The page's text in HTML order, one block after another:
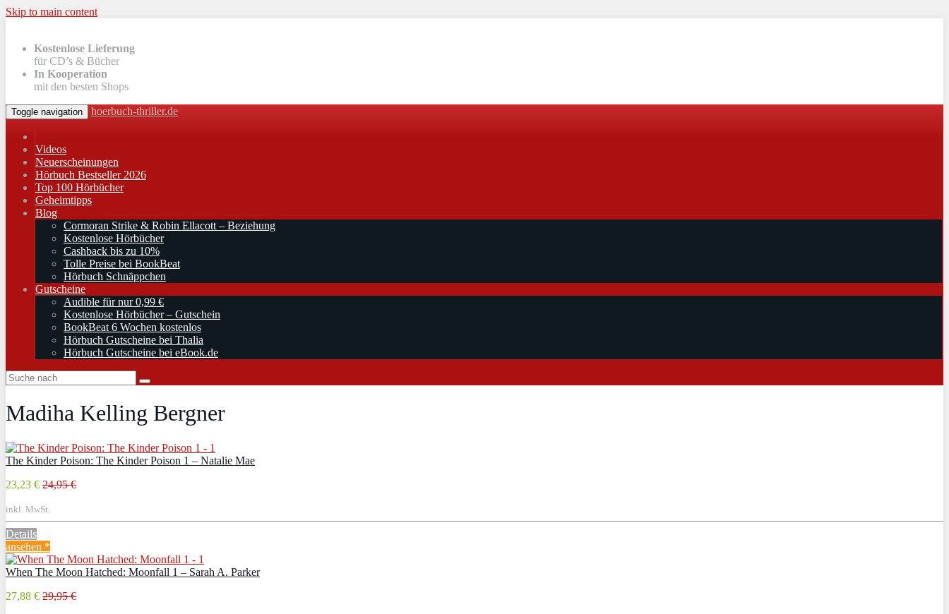
Skip to main content
Kostenlose Lieferung
für CD’s & Bücher
In Kooperation
mit den besten Shops
Toggle navigation hoerbuch-thriller.de
Videos
Neuerscheinungen
Hörbuch Bestseller 2026
Top 100 Hörbücher
Geheimtipps
Blog
Cormoran Strike & Robin Ellacott – Beziehung
Kostenlose Hörbücher
Cashback bis zu 10%
Tolle Preise bei BookBeat
Hörbuch Schnäppchen
Gutscheine
Audible für nur 0,99 €
Kostenlose Hörbücher – Gutschein
BookBeat 6 Wochen kostenlos
Hörbuch Gutscheine bei Thalia
Hörbuch Gutscheine bei eBook.de
Madiha Kelling Bergner
The Kinder Poison: The Kinder Poison 1 – Natalie Mae
23,23 € 24,95 €
inkl. MwSt.
Details
ansehen *
When The Moon Hatched: Moonfall 1 – Sarah A. Parker
27,88 € 29,95 €